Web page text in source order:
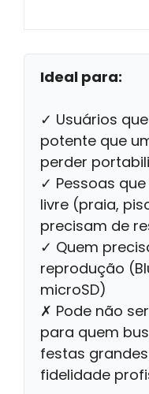
Ideal para:
✓ Usuários
potente que
perder
✓ Pessoas
livre (praia,
precisam de
✓ Quem
reprodução
microSD)
✗ Pode não
para quem
festas
fidelidade